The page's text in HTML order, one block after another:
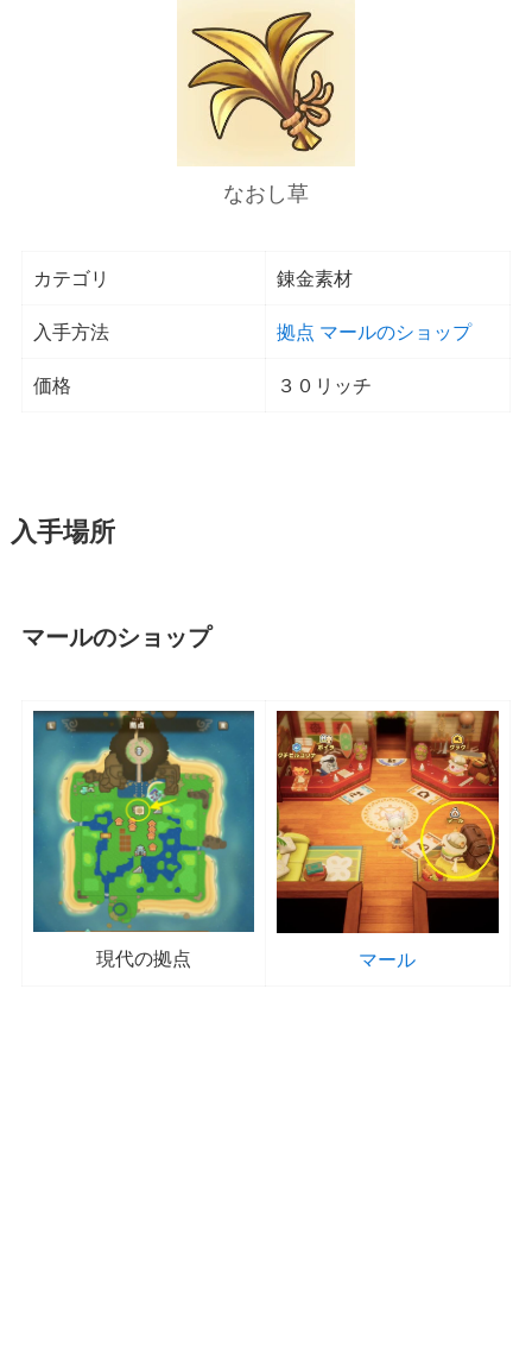
なおし草
カテゴリ 錬金素材
入手方法 拠点 マールのショップ
価格 ３０リッチ
入手場所
マールのショップ
現代の拠点 マール